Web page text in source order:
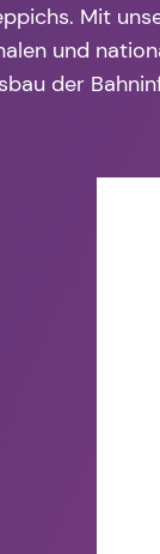
Mit
und
der